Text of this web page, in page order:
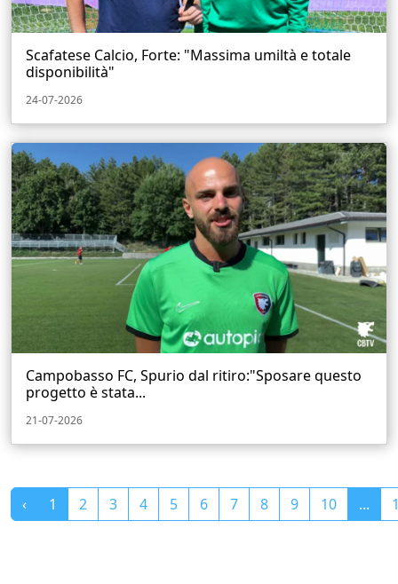
Scafatese Calcio, Forte: "Massima umiltà e totale
disponibilità"
24-07-2026
Campobasso FC, Spurio dal ritiro:"Sposare questo
progetto è stata...
21-07-2026
‹ 1 2 3 4 5 6 7 8 9 10 ...